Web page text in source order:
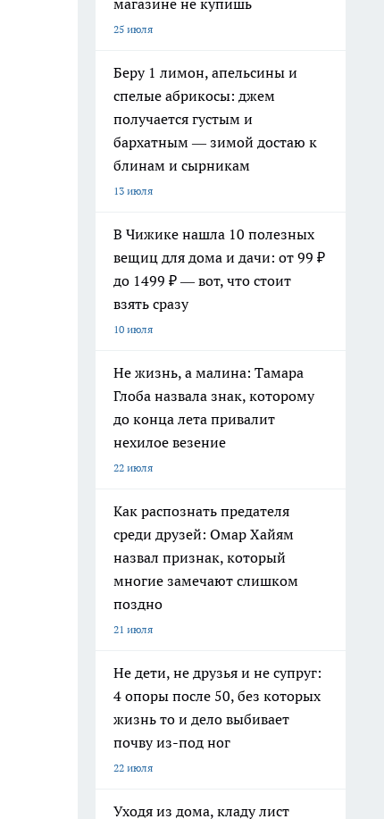
магазине не купишь
25 июля
Беру 1 лимон, апельсины и
спелые абрикосы: джем
получается густым и
бархатным — зимой достаю к
блинам и сырникам
13 июля
В Чижике нашла 10 полезных
вещиц для дома и дачи: от 99 ₽
до 1499 ₽ — вот, что стоит
взять сразу
10 июля
Не жизнь, а малина: Тамара
Глоба назвала знак, которому
до конца лета привалит
нехилое везение
22 июля
Как распознать предателя
среди друзей: Омар Хайям
назвал признак, который
многие замечают слишком
поздно
21 июля
Не дети, не друзья и не супруг:
4 опоры после 50, без которых
жизнь то и дело выбивает
почву из-под ног
22 июля
Уходя из дома, кладу лист